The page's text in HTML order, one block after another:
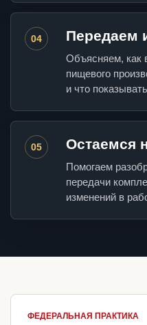
04 Передаем
Объясняем, как
пищевого
и что
05 Остаемся
Помогаем
передачи
изменений в
ФЕДЕРАЛЬНАЯ ПРАКТИКА